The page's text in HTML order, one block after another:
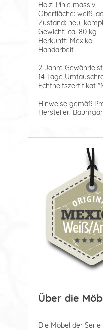
Holz: Pinie massiv
Oberfläche: weiß
Zustand: neu,
Gewicht: ca. 80 kg
Herkunft: Mexiko
Handarbeit
2 Jahre
14 Tage
Echtheitszertifikat
Hinweise gemäß
Hersteller:
Über die
Die Möbel der